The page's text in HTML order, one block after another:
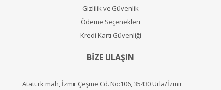
Gizlilik ve Güvenlik
Ödeme Seçenekleri
Kredi Kartı Güvenliği
BİZE ULAŞIN
Atatürk mah, İzmir Çeşme Cd. No:106, 35430 Urla/İzmir